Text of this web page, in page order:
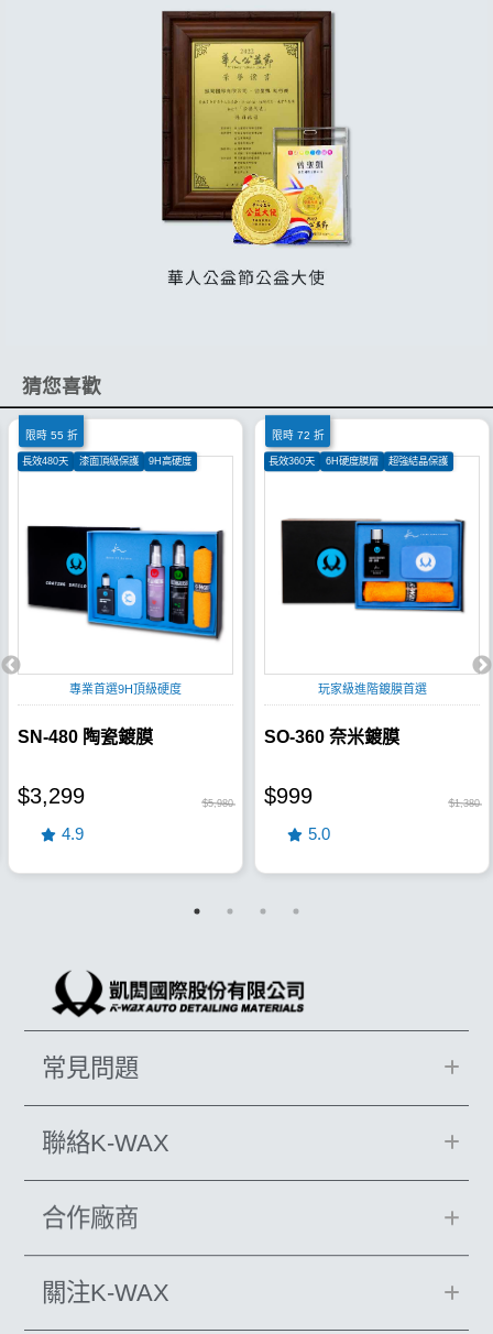
猜您喜歡
限時 55 折
長效480天 漆面頂級保護 9H高硬度
專業首選9H頂級硬度
SN-480 陶瓷鍍膜
$3,299 $5,980
4.9
限時 72 折
長效360天 6H硬度膜層 超強結晶保護
玩家級進階鍍膜首選
SO-360 奈米鍍膜
$999 $1,380
5.0
常見問題
聯絡K-WAX
合作廠商
關注K-WAX